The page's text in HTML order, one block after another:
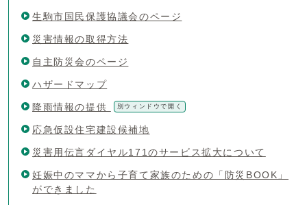
生駒市国民保護協議会のページ
災害情報の取得方法
自主防災会のページ
ハザードマップ
降雨情報の提供 別ウィンドウで開く
応急仮設住宅建設候補地
災害用伝言ダイヤル171のサービス拡大について
妊娠中のママから子育て家族のための「防災BOOK」
ができました